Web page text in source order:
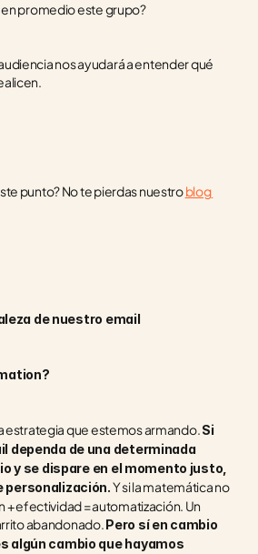
promedio este grupo?
nos ayudará a entender qué
punto? No te pierdas nuestro blog
de nuestro email
estrategia que estemos armando. Si
dependa de una determinada
y se dispare en el momento justo,
personalización. Y si la matemática no
+ efectividad = automatización. Un
abandonado. Pero sí en cambio
algún cambio que hayamos